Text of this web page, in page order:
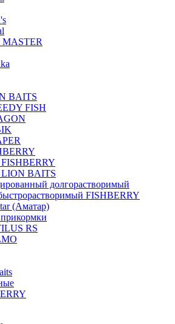
BAITS
FISH
LION BAITS
долгорастворимый
FISHBERRY
(Аматар)
RS